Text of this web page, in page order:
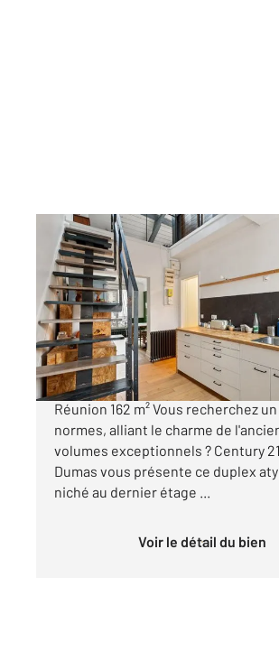
PARIS 75020
162,76 m2, 5 pièces
Ref : 15292
Appartement F5 à vendre
1 090 000 €
Duplex de caractère Dernier étage
Réunion 162 m² Vous recherchez
normes, alliant le charme de
volumes exceptionnels ? Century
Dumas vous présente ce duplex
niché au dernier étage ...
Voir le détail du bien